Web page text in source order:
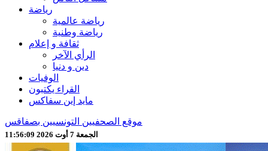
رياضة
رياضة عالمية
رياضة وطنية
ثقافة و إعلام
الرأي الآخر
دين و دنيا
الوفيات
القراء يكتبون
مايد إين سفاكس
موقع الصحفيين التونسيين بصفاقس
الجمعة 7 أوت 2026 11:56:11